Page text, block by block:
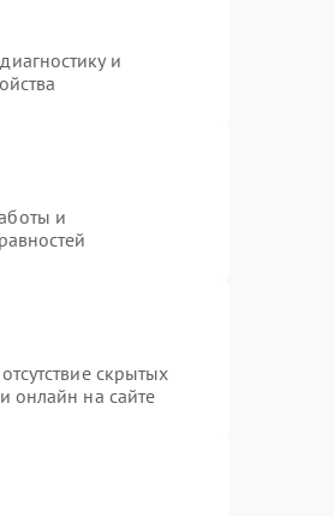
и
и
скрытых
онлайн на сайте